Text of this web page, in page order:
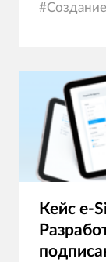
#
Кейс e-